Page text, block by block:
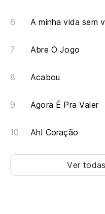
A minha vida sem
Abre O Jogo
Acabou
Agora É Pra Valer
Ah! Coração
Ver